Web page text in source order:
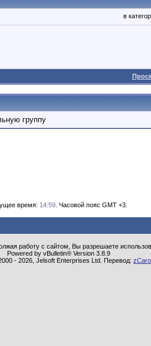
в
группу
время: 14:59 . Часовой пояс GMT +3.
работу с сайтом, Вы разрешаете
Powered by vBulletin® Version 3.8.9
- 2026, Jelsoft Enterprises Ltd. Перевод: